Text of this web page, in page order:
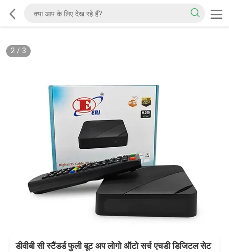
2/ 3
डीवीबी सी स्टैंडर्ड फुली बूट अप लोगो ऑटो सर्च एचडी डिजिटल सेट